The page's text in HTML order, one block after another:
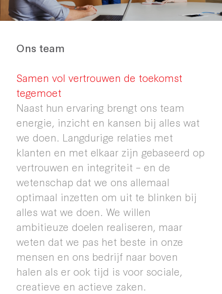
Ons team
Samen vol vertrouwen de toekomst
tegemoet
Naast hun ervaring brengt ons team
energie, inzicht en kansen bij alles wat
we doen. Langdurige relaties met
klanten en met elkaar zijn gebaseerd op
vertrouwen en integriteit – en de
wetenschap dat we ons allemaal
optimaal inzetten om uit te blinken bij
alles wat we doen. We willen
ambitieuze doelen realiseren, maar
weten dat we pas het beste in onze
mensen en ons bedrijf naar boven
halen als er ook tijd is voor sociale,
creatieve en actieve zaken.